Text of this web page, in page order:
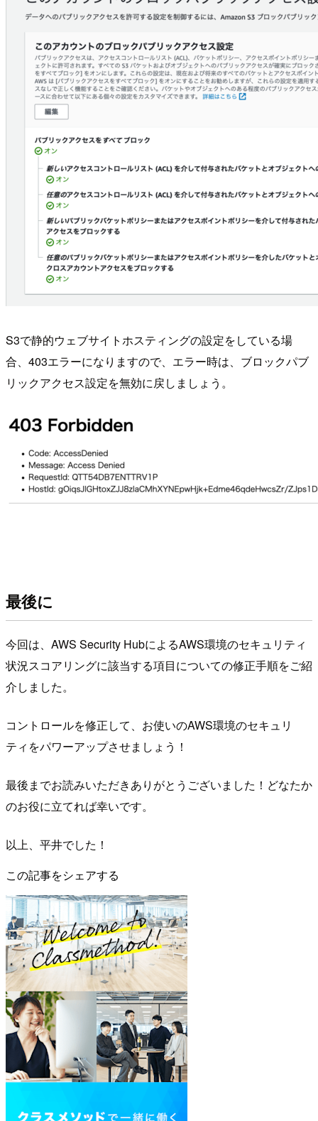
S3で静的ウェブサイトホスティングの設定をしている場
合、403エラーになりますので、エラー時は、ブロックパブ
リックアクセス設定を無効に戻しましょう。
最後に
今回は、AWS Security HubによるAWS環境のセキュリティ
状況スコアリングに該当する項目についての修正手順をご紹
介しました。
コントロールを修正して、お使いのAWS環境のセキュリ
ティをパワーアップさせましょう！
最後までお読みいただきありがとうございました！どなたか
のお役に立てれば幸いです。
以上、平井でした！
この記事をシェアする